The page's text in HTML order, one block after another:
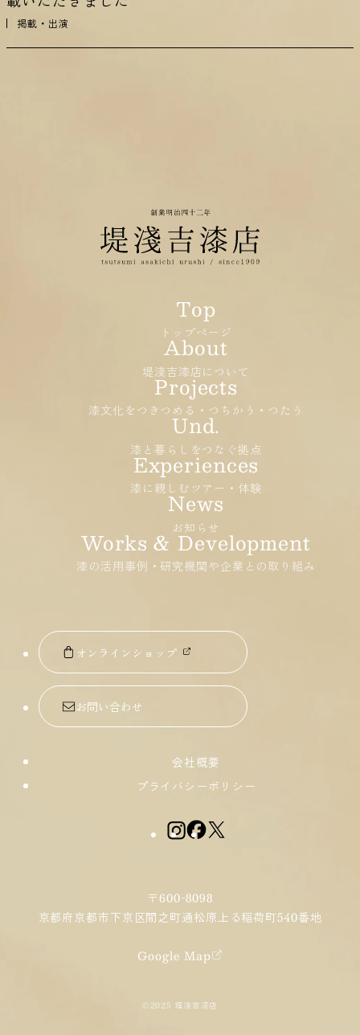
掲載・出演
トップページ
堤淺吉漆店について
漆文化をつきつめる・つちかう・つたう
漆と暮らしをつなぐ拠点
漆に親しむツアー・体験
お知らせ
漆の活用事例・研究機関や企業との取り組み
オンラインショップ
お問い合わせ
会社概要
プライバシーポリシー
〒600-8098
京都府京都市下京区間之町通松原上る稲荷町540番地
Google Map
©2025 堤淺吉漆店